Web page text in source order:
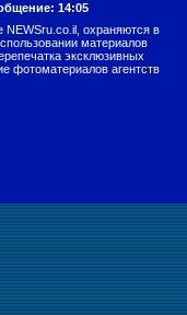
14:05
NEWSru.co.il, охраняются в
материалов
эксклюзивных
фотоматериалов агентств